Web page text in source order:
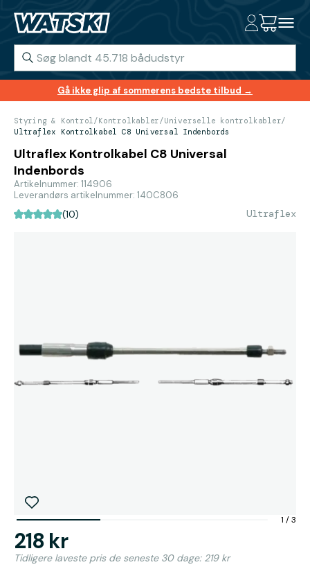
Gå ikke glip af sommerens bedste tilbud →
Styring & Kontrol/Kontrolkabler/Universelle kontrolkabler/
Ultraflex Kontrolkabel C8 Universal Indenbords
Ultraflex Kontrolkabel C8 Universal
Indenbords
Artikelnummer: 114906
Leverandørs artikelnummer: 140C806
(10) Ultraflex
1 /3
218 kr
Tidligere laveste pris de seneste 30 dage: 219 kr